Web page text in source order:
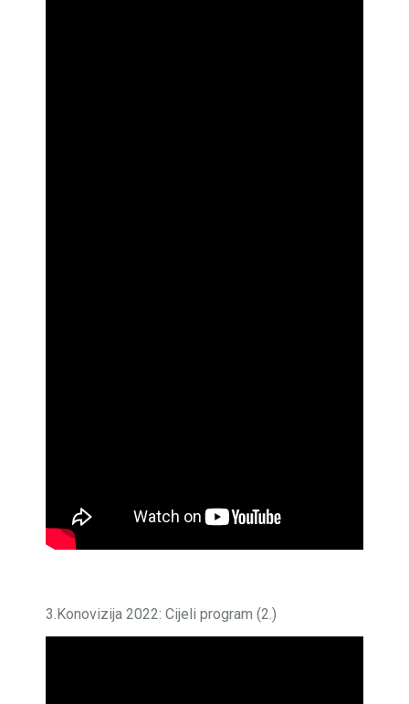
3.Konovizija 2022: Cijeli program (2.)